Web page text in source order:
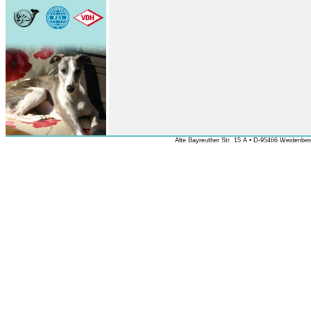
Alte Bayreuther Str. 15 A • D-95466